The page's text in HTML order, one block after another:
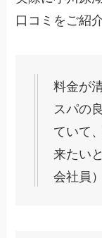
口コミをご紹
料金が
スパの
ていて
来たい
会社員）